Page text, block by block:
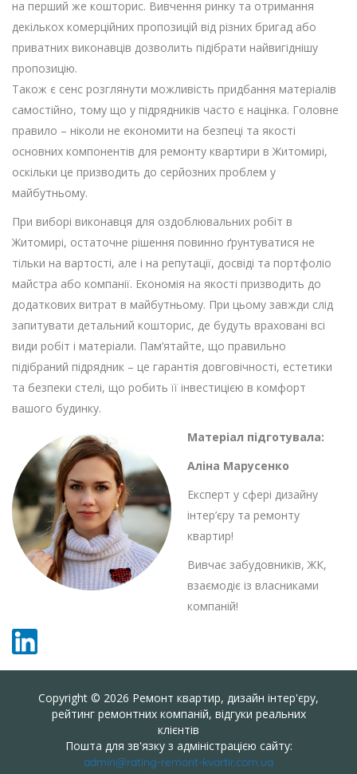
на перший же кошторис. Вивчення ринку та отримання
декількох комерційних пропозицій від різних бригад або
приватних виконавців дозволить підібрати найвигіднішу
пропозицію.
Також є сенс розглянути можливість придбання матеріалів
самостійно, тому що у підрядників часто є націнка. Головне
правило – ніколи не економити на безпеці та якості
основних компонентів для ремонту квартири в Житомирі,
оскільки це призводить до серйозних проблем у
майбутньому.
При виборі виконавця для оздоблювальних робіт в
Житомирі, остаточне рішення повинно ґрунтуватися не
тільки на вартості, але і на репутації, досвіді та портфоліо
майстра або компанії. Економія на якості призводить до
додаткових витрат в майбутньому. При цьому завжди слід
запитувати детальний кошторис, де будуть враховані всі
види робіт і матеріали. Пам’ятайте, що правильно
підібраний підрядник – це гарантія довговічності, естетики
та безпеки стелі, що робить її інвестицією в комфорт
вашого будинку.
Матеріал підготувала:
Аліна Марусенко
Експерт у сфері дизайну
інтер’єру та ремонту
квартир!
Вивчає забудовників, ЖК,
взаємодіє із власниками
компаній!
Copyright © 2026 Ремонт квартир, дизайн інтер'єру,
рейтинг ремонтних компаній, відгуки реальних
клієнтів
Пошта для зв'язку з адміністрацією сайту:
admin@rating-remont-kvartir.com.ua